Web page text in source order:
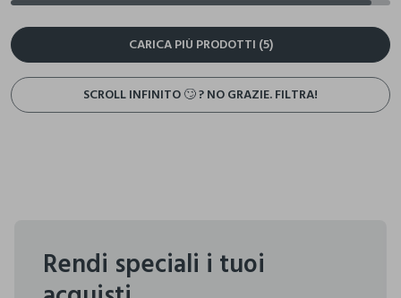
CARICA PIÙ PRODOTTI (5)
SCROLL INFINITO 🙄 ? NO GRAZIE. FILTRA!
Rendi speciali i tuoi